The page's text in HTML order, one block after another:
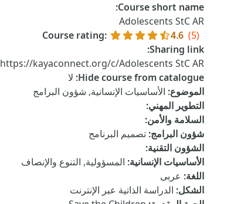
Course short name
:
Adolescents StC AR
Course rating: 4.6 (5)
Sharing link
:
https://kayaconnect.org/c/Adolescents StC AR
Hide course from catalogue
: لا
الموضوع: الأساسيات الإنسانية, شؤون البرامج
التطوير المهني:
السلامة والأمن:
شؤون البرامج: تصميم البرنامج
الشؤون التقنية:
الأساسيات الإنسانية: المسؤولية, التنوع والإنصاف
اللغة: عربى
الشكل: الدراسة الذاتية عبر الإنترنت